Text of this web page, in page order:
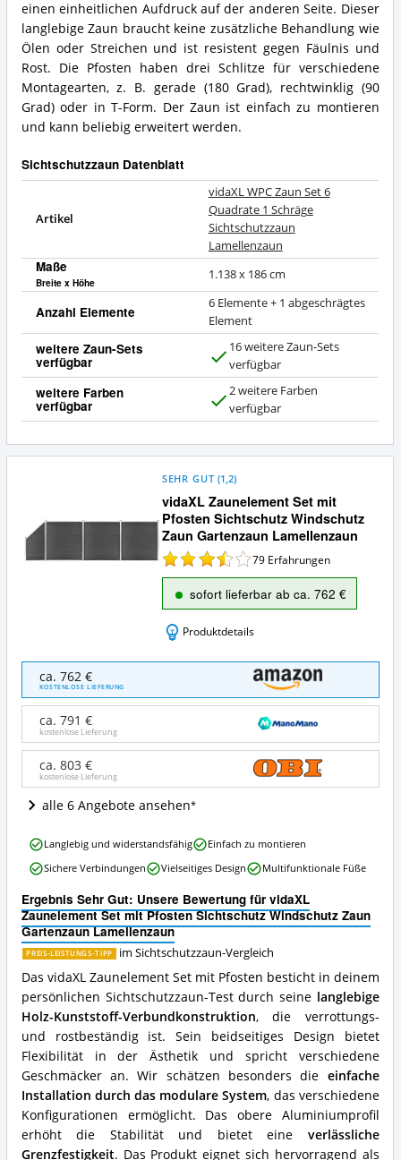
einen einheitlichen Aufdruck auf der anderen Seite. Dieser
langlebige Zaun braucht keine zusätzliche Behandlung wie
Ölen oder Streichen und ist resistent gegen Fäulnis und
Rost. Die Pfosten haben drei Schlitze für verschiedene
Montagearten, z. B. gerade (180 Grad), rechtwinklig (90
Grad) oder in T-Form. Der Zaun ist einfach zu montieren
und kann beliebig erweitert werden.
Sichtschutzzaun Datenblatt
Artikel
vidaXL WPC Zaun Set 6
Quadrate 1 Schräge
Sichtschutzzaun
Lamellenzaun
Maße
Breite x Höhe
1.138 x 186 cm
Anzahl Elemente
6 Elemente + 1 abgeschrägtes
Element
weitere Zaun-Sets
verfügbar
a
16 weitere Zaun-Sets
verfügbar
weitere Farben
verfügbar
a
2 weitere Farben
verfügbar
vidaXL Zaunelement Set mit
Pfosten Sichtschutz Windschutz
Zaun Gartenzaun Lamellenzaun
SEHR GUT (1,2)
79 Erfahrungen
sofort lieferbar ab ca. 762 €
Produktdetails
Zaunelement
Set
Pfosten
Sichtschutz
Windschutz
Zaun
Gartenzaun
Lamellenzaun
Wo
ist
dieser
Sichtschutzzaun
erhältlich?
ca. 762 €
KOSTENLOSE LIEFERUNG
ca. 791 €
kostenlose Lieferung
ca. 803 €
kostenlose Lieferung
alle 6 Angebote ansehen
Ergebnis Sehr Gut: Unsere Bewertung für vidaXL
Zaunelement Set mit Pfosten Sichtschutz Windschutz Zaun
Gartenzaun Lamellenzaun
PREIS-LEISTUNGS-TIPP im Sichtschutzzaun-Vergleich
Das vidaXL Zaunelement Set mit Pfosten besticht in deinem
persönlichen Sichtschutzzaun-Test durch seine langlebige
Holz-Kunststoff-Verbundkonstruktion, die verrottungs-
und rostbeständig ist. Sein beidseitiges Design bietet
Flexibilität in der Ästhetik und spricht verschiedene
Geschmäcker an. Wir schätzen besonders die einfache
Installation durch das modulare System, das verschiedene
Konfigurationen ermöglicht. Das obere Aluminiumprofil
erhöht die Stabilität und bietet eine verlässliche
Grenzfestigkeit. Das Produkt eignet sich hervorragend als
vidaXL
Zaunelement
Set
Pfosten
Sichtschutz
Windschutz
Zaun
Gartenzaun
Lamellenzaun
Vorteile:
Was
spricht
für
diesen
Sichtschutzzaun?
Langlebig und widerstandsfähig
Einfach zu montieren
Sichere Verbindungen
Vielseitiges Design Multifunktionale Füße